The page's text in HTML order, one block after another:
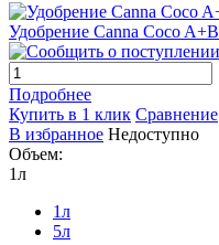
Удобрение Canna Coco A+B
Подробнее
Купить в 1 клик Сравнение
В избранное Недоступно
Объем:
1л
1л
5л